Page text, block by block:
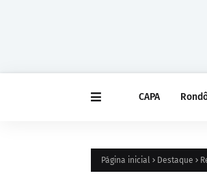
CAPA
Página inicial Destaque